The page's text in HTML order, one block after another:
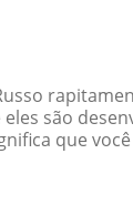
são
que